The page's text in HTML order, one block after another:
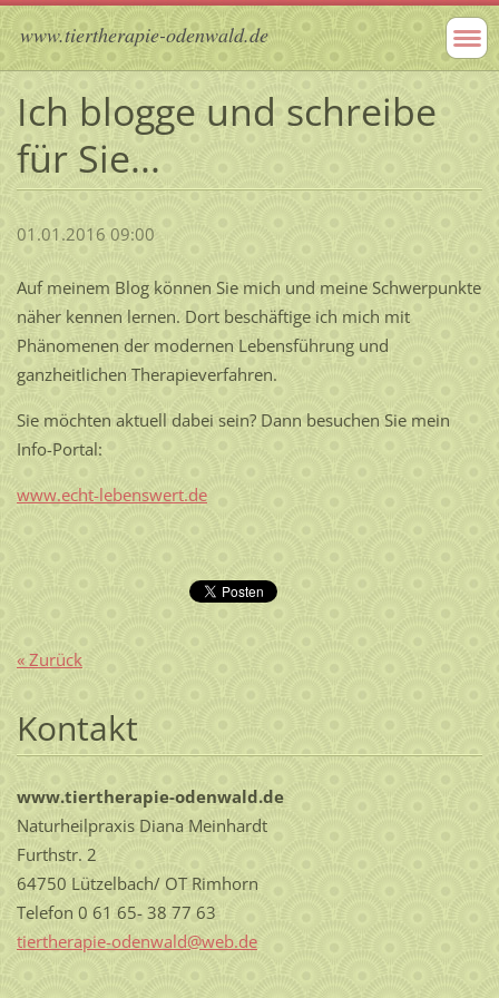
www.tiertherapie-odenwald.de
Ich blogge und schreibe
für Sie...
01.01.2016 09:00
Auf meinem Blog können Sie mich und meine Schwerpunkte
näher kennen lernen. Dort beschäftige ich mich mit
Phänomenen der modernen Lebensführung und
ganzheitlichen Therapieverfahren.
Sie möchten aktuell dabei sein? Dann besuchen Sie mein
Info-Portal:
www.echt-lebenswert.de
« Zurück
Kontakt
www.tiertherapie-odenwald.de
Naturheilpraxis Diana Meinhardt
Furthstr. 2
64750 Lützelbach/ OT Rimhorn
Telefon 0 61 65- 38 77 63
tiertherapie-odenwald@web.de